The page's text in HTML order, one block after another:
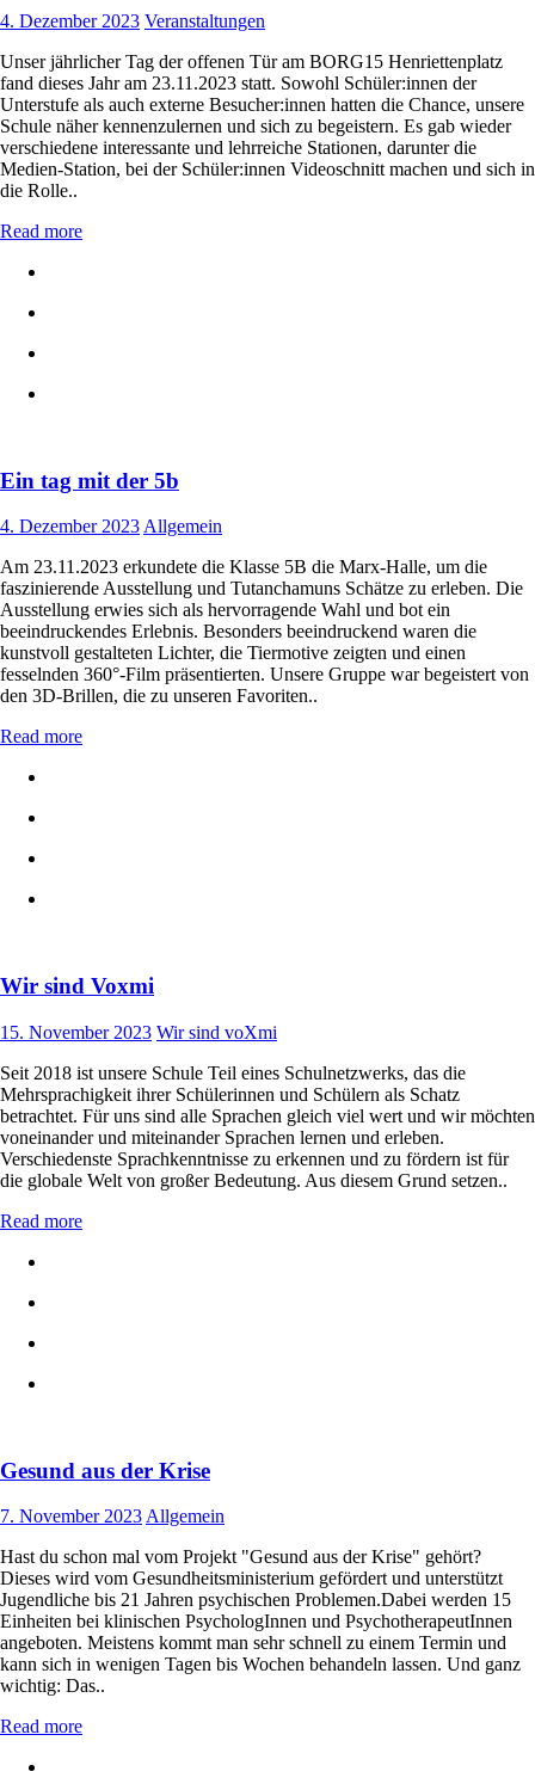
4. Dezember 2023 Veranstaltungen
Unser jährlicher Tag der offenen Tür am BORG15 Henriettenplatz
fand dieses Jahr am 23.11.2023 statt. Sowohl Schüler:innen der
Unterstufe als auch externe Besucher:innen hatten die Chance, unsere
Schule näher kennenzulernen und sich zu begeistern. Es gab wieder
verschiedene interessante und lehrreiche Stationen, darunter die
Medien-Station, bei der Schüler:innen Videoschnitt machen und sich in
die Rolle..
Read more
Ein tag mit der 5b
4. Dezember 2023 Allgemein
Am 23.11.2023 erkundete die Klasse 5B die Marx-Halle, um die
faszinierende Ausstellung und Tutanchamuns Schätze zu erleben. Die
Ausstellung erwies sich als hervorragende Wahl und bot ein
beeindruckendes Erlebnis. Besonders beeindruckend waren die
kunstvoll gestalteten Lichter, die Tiermotive zeigten und einen
fesselnden 360°-Film präsentierten. Unsere Gruppe war begeistert von
den 3D-Brillen, die zu unseren Favoriten..
Read more
Wir sind Voxmi
15. November 2023 Wir sind voXmi
Seit 2018 ist unsere Schule Teil eines Schulnetzwerks, das die
Mehrsprachigkeit ihrer Schülerinnen und Schülern als Schatz
betrachtet. Für uns sind alle Sprachen gleich viel wert und wir möchten
voneinander und miteinander Sprachen lernen und erleben.
Verschiedenste Sprachkenntnisse zu erkennen und zu fördern ist für
die globale Welt von großer Bedeutung. Aus diesem Grund setzen..
Read more
Gesund aus der Krise
7. November 2023 Allgemein
Hast du schon mal vom Projekt "Gesund aus der Krise" gehört?
Dieses wird vom Gesundheitsministerium gefördert und unterstützt
Jugendliche bis 21 Jahren psychischen Problemen.Dabei werden 15
Einheiten bei klinischen PsychologInnen und PsychotherapeutInnen
angeboten. Meistens kommt man sehr schnell zu einem Termin und
kann sich in wenigen Tagen bis Wochen behandeln lassen. Und ganz
wichtig: Das..
Read more